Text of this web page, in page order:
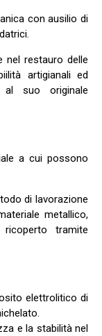
con ausilio di
nel restauro delle
artigianali ed
suo originale
a cui possono
di lavorazione
metallico,
tramite
elettrolitico di
e la stabilità nel